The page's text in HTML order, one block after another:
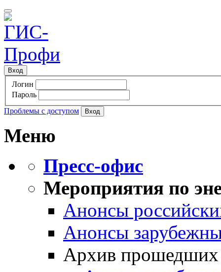
Вход
Логин
Пароль
Проблемы с доступом
Меню
Пресс-офис
Мероприятия по
Анонсы
Анонсы
Архив прошедших